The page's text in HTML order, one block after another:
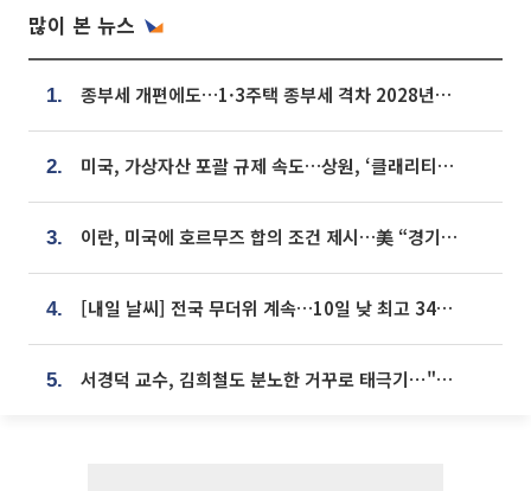
많이 본 뉴스
1. 종부세 개편에도…1·3주택 종부세 격차 2028년부터 확대
2. 미국, 가상자산 포괄 규제 속도…상원, ‘클래리티법’ 9월 절차투표 추진
3. 이란, 미국에 호르무즈 합의 조건 제시…美 “경기 아직 안 끝나” [종합]
4. [내일 날씨] 전국 무더위 계속…10일 낮 최고 34도 육박
5. 서경덕 교수, 김희철도 분노한 거꾸로 태극기⋯"엉터리는 아냐, 아쉬울 뿐"